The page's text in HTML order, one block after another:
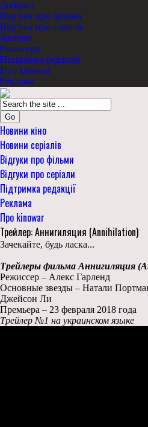
Добірки
Відгуки про фільми
Відгуки про серіали
Актори
Режисери
Підтримка редакції
Про kinowar
Реклама
Go
Новини кіно
Новини серіалів
Відгуки про фільми
Відгуки про серіали
Підтримка редакції
Реклама
Про kinowar
Трейлер: Аннигиляция (Annihilation)
Зачекайте, будь ласка...
Трейлеры фильма Аннигиляция
Режиссер – Алекс Гарленд
Основные звезды – Натали
Джейсон Ли
Премьера – 23 февраля 2018 года
Трейлер №1 на украинском языке